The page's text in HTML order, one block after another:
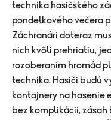
technika hasičského
pondelkového večera
Záchranári doteraz
nich kvôli prehriatiu,
rozoberaním hromád
technika. Hasiči budú
kontajnery na hasenie
bez komplikácií, zásah